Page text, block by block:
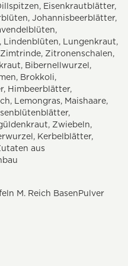
Eisenkrautblätter,
Johannisbeerblätter,
Lungenkraut,
Zitronenschalen,
Bibernellwurzel,
Brokkoli,
Himbeerblätter,
Lemongras, Maishaare,
Zwiebeln,
Kerbelblätter,
aus
M. Reich BasenPulver